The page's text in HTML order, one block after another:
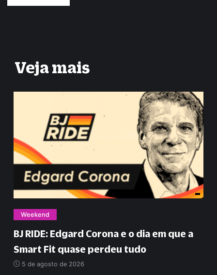
Veja mais
Weekend
BJ RIDE: Edgard Corona e o dia em que a
Smart Fit quase perdeu tudo
5 de agosto de 2026